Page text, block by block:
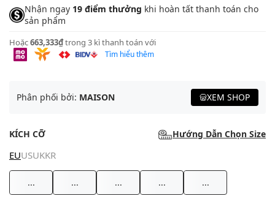
Nhận ngay 19 điểm thưởng khi hoàn tất thanh toán cho
sản phẩm
Hoặc663,333₫trong 3 kì thanh toán với
Tìm hiểu thêm
Phân phối bởi: MAISON XEM SHOP
KÍCH CỠ Hướng Dẫn Chọn Size
EUUSUKKR
... ... ... ... ...